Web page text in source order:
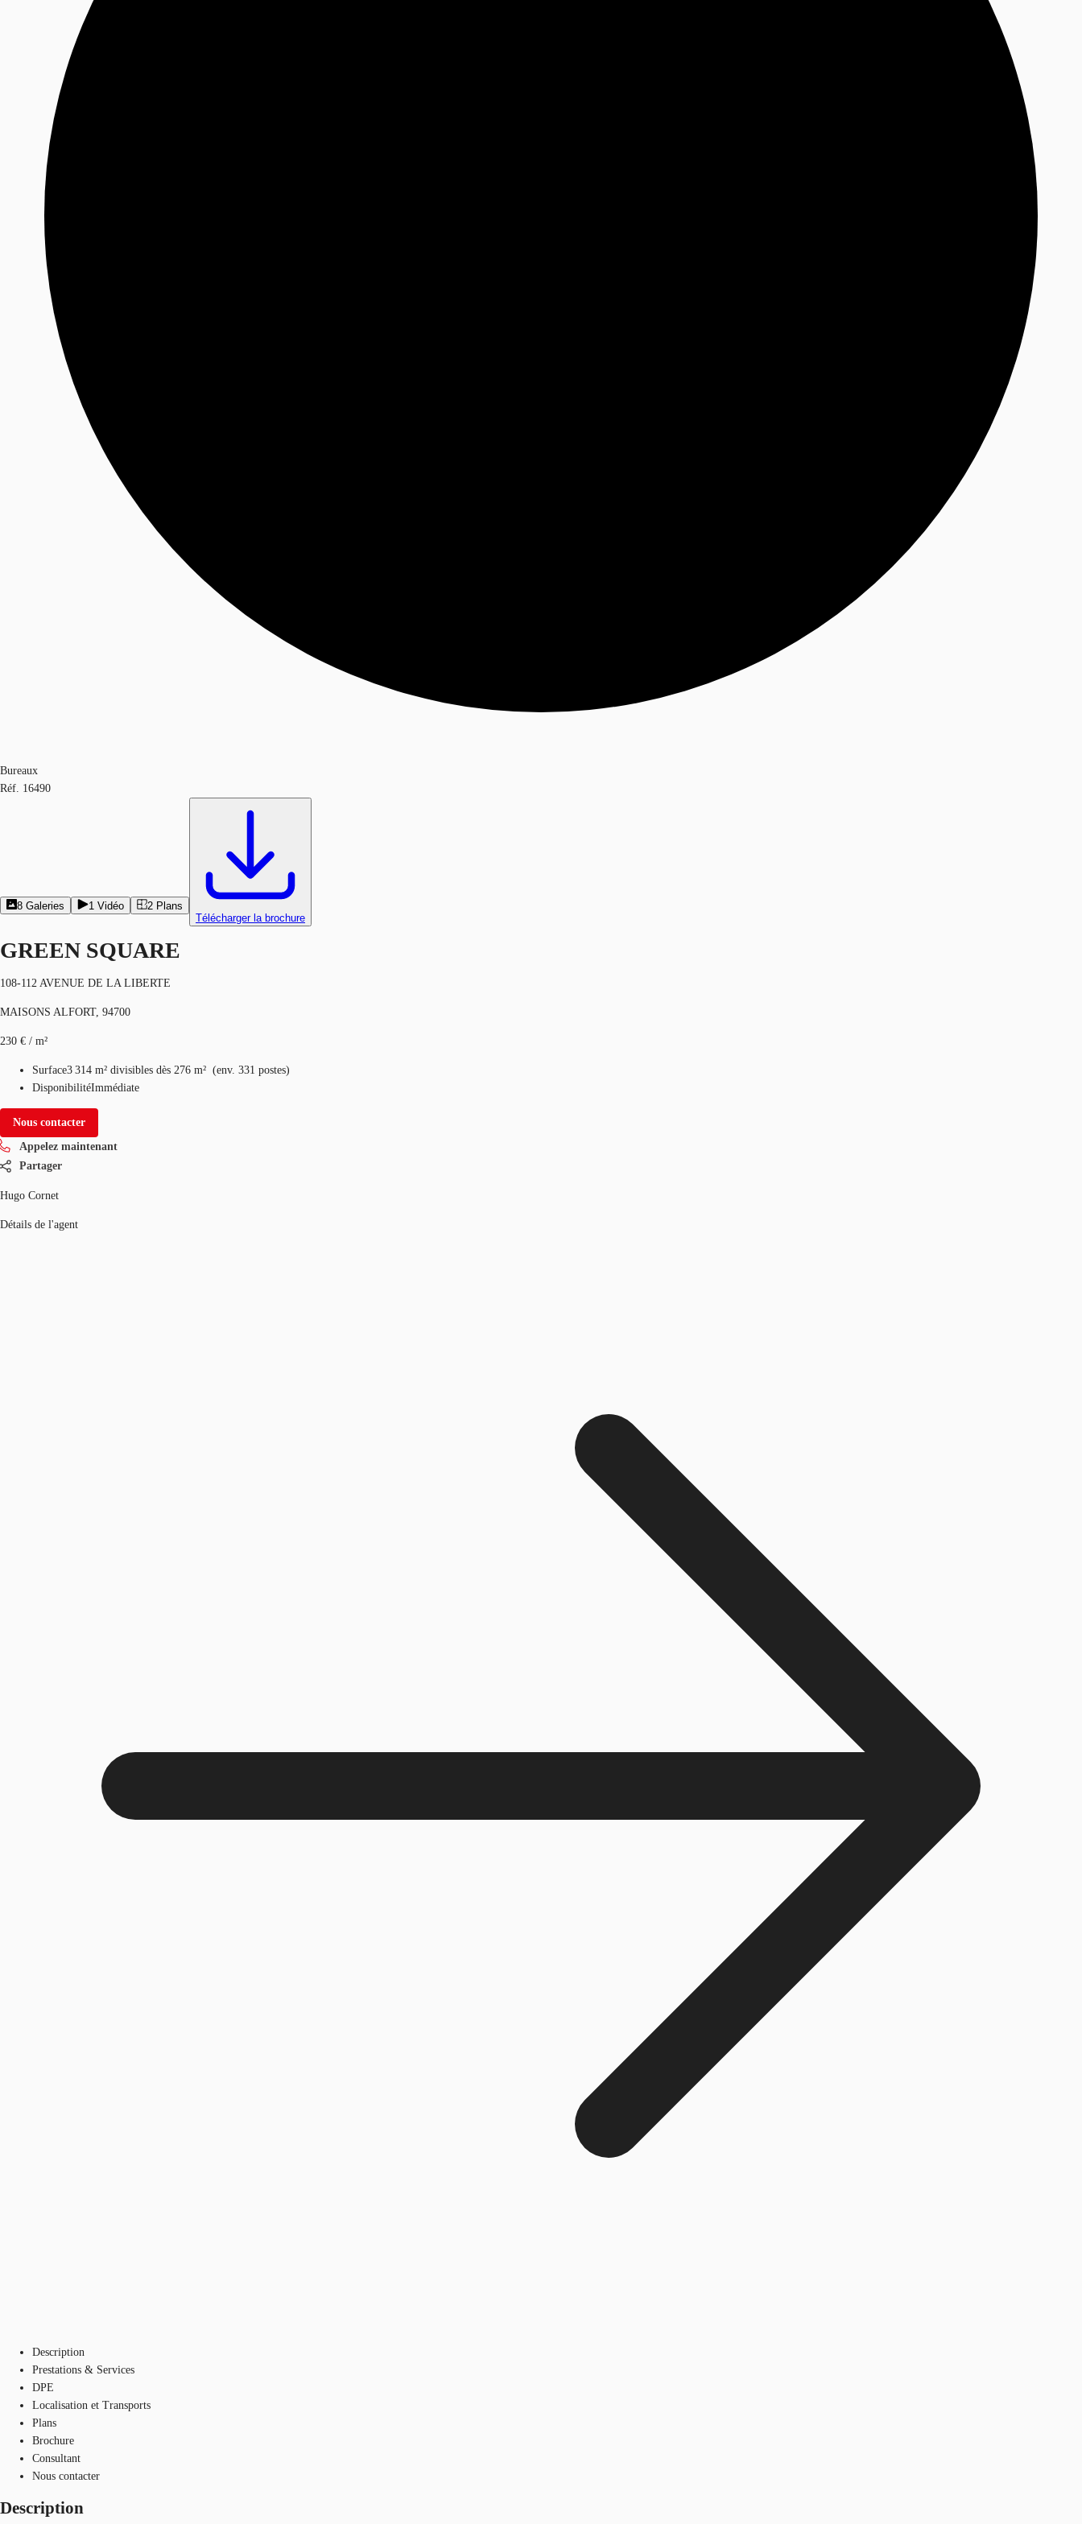
Bureaux
Réf. 16490
8 Galeries 1 Vidéo 2 Plans
Télécharger la brochure
GREEN SQUARE
108-112 AVENUE DE LA LIBERTE
MAISONS ALFORT, 94700
230 € / m²
Surface3 314 m² divisibles dès 276 m² (env. 331 postes)
DisponibilitéImmédiate
Nous contacter
Appelez maintenant
Partager
Hugo Cornet
Détails de l'agent
Description
Prestations & Services
DPE
Localisation et Transports
Plans
Brochure
Consultant
Nous contacter
Description